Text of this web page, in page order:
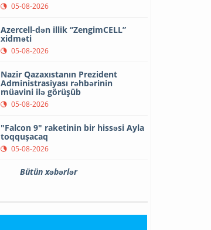
05-08-2026
Azercell-dən illik “ZengimCELL”
xidməti
05-08-2026
Nazir Qazaxıstanın Prezident
Administrasiyası rəhbərinin
müavini ilə görüşüb
05-08-2026
"Falcon 9" raketinin bir hissəsi Ayla
toqquşacaq
05-08-2026
Bütün xəbərlər